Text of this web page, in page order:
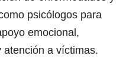
psicólogos para
emocional,
atención a víctimas.